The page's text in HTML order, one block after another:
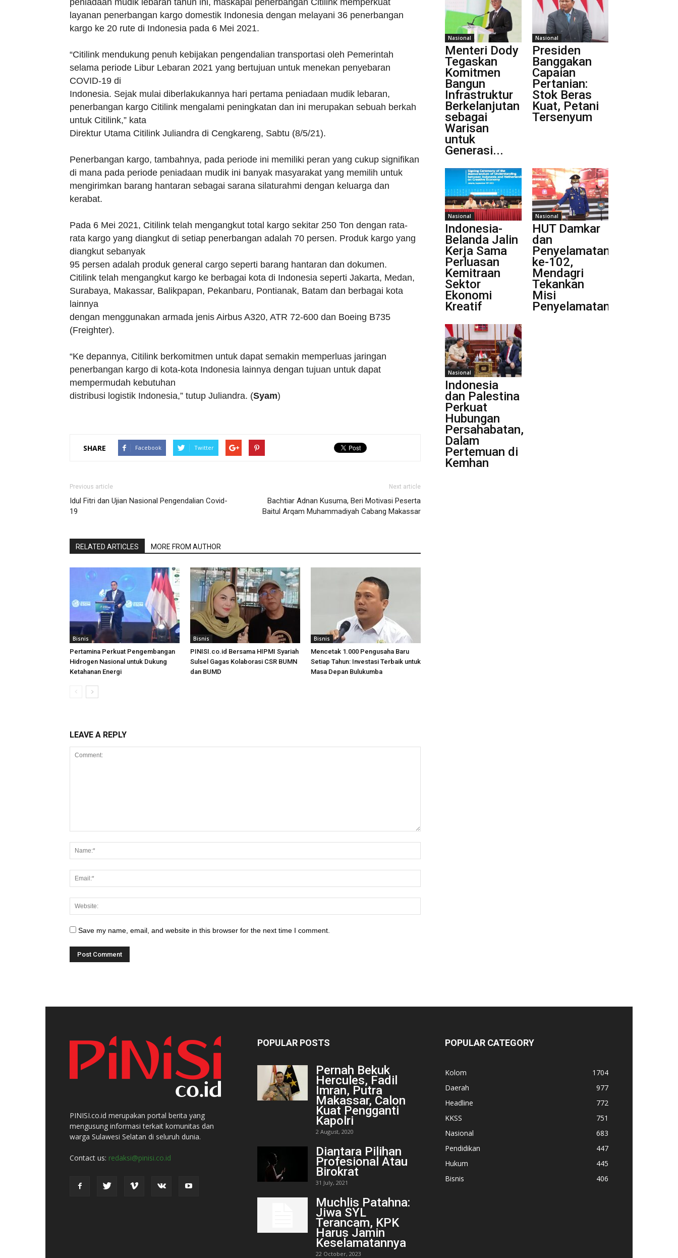
peniadaan mudik lebaran tahun ini, maskapai penerbangan Citilink memperkuat
layanan penerbangan kargo domestik Indonesia dengan melayani 36 penerbangan
kargo ke 20 rute di Indonesia pada 6 Mei 2021.
“Citilink mendukung penuh kebijakan pengendalian transportasi oleh Pemerintah
selama periode Libur Lebaran 2021 yang bertujuan untuk menekan penyebaran
COVID-19 di
Indonesia. Sejak mulai diberlakukannya hari pertama peniadaan mudik lebaran,
penerbangan kargo Citilink mengalami peningkatan dan ini merupakan sebuah berkah
untuk Citilink,” kata
Direktur Utama Citilink Juliandra di Cengkareng, Sabtu (8/5/21).
Penerbangan kargo, tambahnya, pada periode ini memiliki peran yang cukup signifikan
di mana pada periode peniadaan mudik ini banyak masyarakat yang memilih untuk
mengirimkan barang hantaran sebagai sarana silaturahmi dengan keluarga dan
kerabat.
Pada 6 Mei 2021, Citilink telah mengangkut total kargo sekitar 250 Ton dengan rata-
rata kargo yang diangkut di setiap penerbangan adalah 70 persen. Produk kargo yang
diangkut sebanyak
95 persen adalah produk general cargo seperti barang hantaran dan dokumen.
Citilink telah mengangkut kargo ke berbagai kota di Indonesia seperti Jakarta, Medan,
Surabaya, Makassar, Balikpapan, Pekanbaru, Pontianak, Batam dan berbagai kota
lainnya
dengan menggunakan armada jenis Airbus A320, ATR 72-600 dan Boeing B735
(Freighter).
“Ke depannya, Citilink berkomitmen untuk dapat semakin memperluas jaringan
penerbangan kargo di kota-kota Indonesia lainnya dengan tujuan untuk dapat
mempermudah kebutuhan
distribusi logistik Indonesia,” tutup Juliandra. (Syam)
SHARE Facebook Twitter
Previous article
Idul Fitri dan Ujian Nasional Pengendalian Covid-
19
Next article
Bachtiar Adnan Kusuma, Beri Motivasi Peserta
Baitul Arqam Muhammadiyah Cabang Makassar
RELATED ARTICLES MORE FROM AUTHOR
Bisnis
Pertamina Perkuat Pengembangan
Hidrogen Nasional untuk Dukung
Ketahanan Energi
Bisnis
PINISI.co.id Bersama HIPMI Syariah
Sulsel Gagas Kolaborasi CSR BUMN
dan BUMD
Bisnis
Mencetak 1.000 Pengusaha Baru
Setiap Tahun: Investasi Terbaik untuk
Masa Depan Bulukumba
LEAVE A REPLY
Save my name, email, and website in this browser for the next time I comment.
Nasional
Menteri Dody
Tegaskan
Komitmen
Bangun
Infrastruktur
Berkelanjutan
sebagai
Warisan
untuk
Generasi...
Nasional
Presiden
Banggakan
Capaian
Pertanian:
Stok Beras
Kuat, Petani
Tersenyum
Nasional
Indonesia-
Belanda Jalin
Kerja Sama
Perluasan
Kemitraan
Sektor
Ekonomi
Kreatif
Nasional
HUT Damkar
dan
Penyelamatan
ke-102,
Mendagri
Tekankan
Misi
Penyelamatan
Nasional
Indonesia
dan Palestina
Perkuat
Hubungan
Persahabatan,
Dalam
Pertemuan di
Kemhan
PINISI.co.id merupakan portal berita yang
mengusung informasi terkait komunitas dan
warga Sulawesi Selatan di seluruh dunia.
Contact us: redaksi@pinisi.co.id
POPULAR POSTS
Pernah Bekuk
Hercules, Fadil
Imran, Putra
Makassar, Calon
Kuat Pengganti
Kapolri
2 August, 2020
Diantara Pilihan
Profesional Atau
Birokrat
31 July, 2021
Muchlis Patahna:
Jiwa SYL
Terancam, KPK
Harus Jamin
Keselamatannya
22 October, 2023
POPULAR CATEGORY
Kolom
1704
Daerah
977
Headline
772
KKSS
751
Nasional
683
Pendidikan
447
Hukum
445
Bisnis
406